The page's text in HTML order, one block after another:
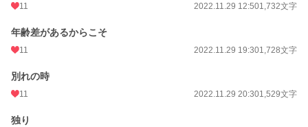
11 2022.11.29 12:501,732文字
年齢差があるからこそ
11 2022.11.29 19:301,728文字
別れの時
11 2022.11.29 20:301,529文字
独り